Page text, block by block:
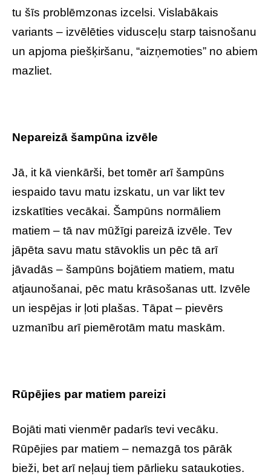
tu šīs problēmzonas izcelsi. Vislabākais
variants – izvēlēties vidusceļu starp taisnošanu
un apjoma piešķiršanu, “aizņemoties” no abiem
mazliet.
Nepareizā šampūna izvēle
Jā, it kā vienkārši, bet tomēr arī šampūns
iespaido tavu matu izskatu, un var likt tev
izskatīties vecākai. Šampūns normāliem
matiem – tā nav mūžīgi pareizā izvēle. Tev
jāpēta savu matu stāvoklis un pēc tā arī
jāvadās – šampūns bojātiem matiem, matu
atjaunošanai, pēc matu krāsošanas utt. Izvēle
un iespējas ir ļoti plašas. Tāpat – pievērs
uzmanību arī piemērotām matu maskām.
Rūpējies par matiem pareizi
Bojāti mati vienmēr padarīs tevi vecāku.
Rūpējies par matiem – nemazgā tos pārāk
bieži, bet arī neļauj tiem pārlieku sataukoties.